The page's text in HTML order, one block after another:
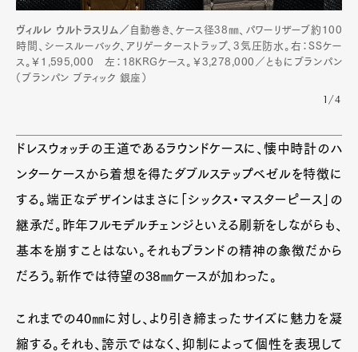
Art&DesignWatchFashion
ProductCultureLifestyle
ヴィルレ ウルトラスリム／ 自動巻き、ケース径38㎜、パワーリザーブ約100
時間、シースルーバック、アリゲーターストラップ、3気圧防水。右：SSケー
ス。￥1,595,000 左：18KRGケース。￥3,278,000／ともにブランパン
（ブランパン ブティック 銀座）
1/4
ドレスウォッチの王道であるラウンドケースに、懐中時計のハ
ンターケースから着想を得たダブルステップベゼルを特徴に
する。端正なデザインはまさに「シックス・マスターピース」の
継承だ。昨年フルモデルチェンジといえる刷新をしながらも、
基本を崩すことはない。それもブランドの精神の象徴だから
だろう。新作では待望の38㎜ケースが加わった。
これまでの40㎜に対し、より引き締まったサイズに魅力を凝
縮する。それも、誇示ではなく、抑制によって個性を表現して